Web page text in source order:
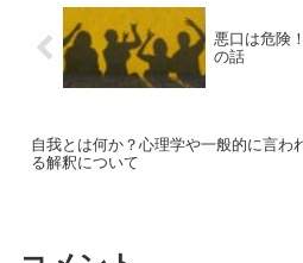
悪口は危険
の話
自我とは何か？心理学や一般的に言わ
る解釈について